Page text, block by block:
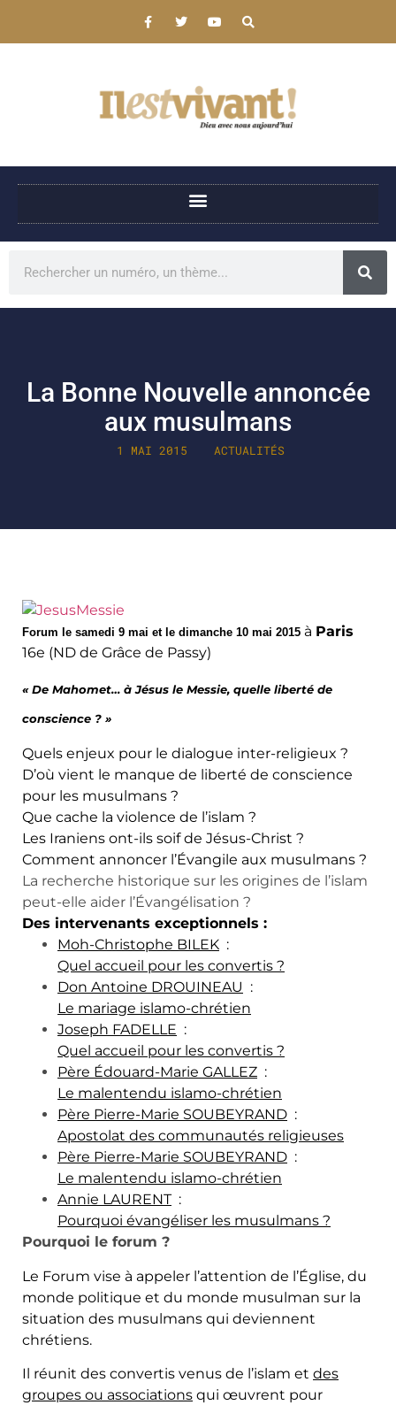
La Bonne Nouvelle annoncée
aux musulmans
1 MAI 2015 ACTUALITÉS
Forum le samedi 9 mai et le dimanche 10 mai 2015 à Paris
16e (ND de Grâce de Passy)
« De Mahomet… à Jésus le Messie, quelle liberté de
conscience ? »
Quels enjeux pour le dialogue inter-religieux ?
D’où vient le manque de liberté de conscience
pour les musulmans ?
Que cache la violence de l’islam ?
Les Iraniens ont-ils soif de Jésus-Christ ?
Comment annoncer l’Évangile aux musulmans ?
La recherche historique sur les origines de l’islam
peut-elle aider l’Évangélisation ?
Des intervenants exceptionnels :
Moh-Christophe BILEK :
Quel accueil pour les convertis ?
Don Antoine DROUINEAU :
Le mariage islamo-chrétien
Joseph FADELLE :
Quel accueil pour les convertis ?
Père Édouard-Marie GALLEZ :
Le malentendu islamo-chrétien
Père Pierre-Marie SOUBEYRAND :
Apostolat des communautés religieuses
Père Pierre-Marie SOUBEYRAND :
Le malentendu islamo-chrétien
Annie LAURENT:
Pourquoi évangéliser les musulmans ?
Pourquoi le forum ?
Le Forum vise à appeler l’attention de l’Église, du
monde politique et du monde musulman sur la
situation des musulmans qui deviennent
chrétiens.
Il réunit des convertis venus de l’islam et des
groupes ou associations qui œuvrent pour